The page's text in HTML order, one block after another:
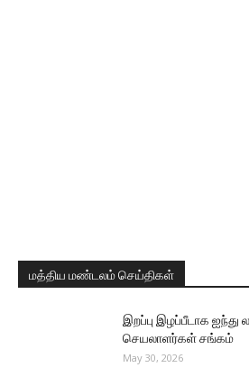
மத்திய மண்டலம் செய்திகள்
இறப்பு இழப்பீடாக ஐந்து
செயலாளர்கள் சங்கம்
May 30, 2026